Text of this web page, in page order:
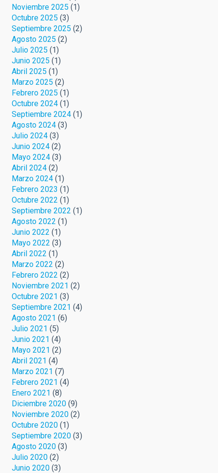
Noviembre 2025 (1)
Octubre 2025 (3)
Septiembre 2025 (2)
Agosto 2025 (2)
Julio 2025 (1)
Junio 2025 (1)
Abril 2025 (1)
Marzo 2025 (2)
Febrero 2025 (1)
Octubre 2024 (1)
Septiembre 2024 (1)
Agosto 2024 (3)
Julio 2024 (3)
Junio 2024 (2)
Mayo 2024 (3)
Abril 2024 (2)
Marzo 2024 (1)
Febrero 2023 (1)
Octubre 2022 (1)
Septiembre 2022 (1)
Agosto 2022 (1)
Junio 2022 (1)
Mayo 2022 (3)
Abril 2022 (1)
Marzo 2022 (2)
Febrero 2022 (2)
Noviembre 2021 (2)
Octubre 2021 (3)
Septiembre 2021 (4)
Agosto 2021 (6)
Julio 2021 (5)
Junio 2021 (4)
Mayo 2021 (2)
Abril 2021 (4)
Marzo 2021 (7)
Febrero 2021 (4)
Enero 2021 (8)
Diciembre 2020 (9)
Noviembre 2020 (2)
Octubre 2020 (1)
Septiembre 2020 (3)
Agosto 2020 (3)
Julio 2020 (2)
Junio 2020 (3)